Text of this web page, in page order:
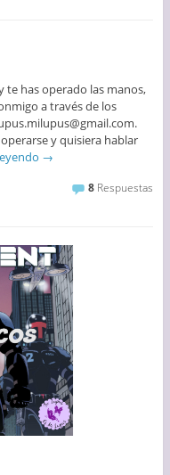
te has operado las manos,
a través de los
y quisiera hablar
→
8 Respuestas